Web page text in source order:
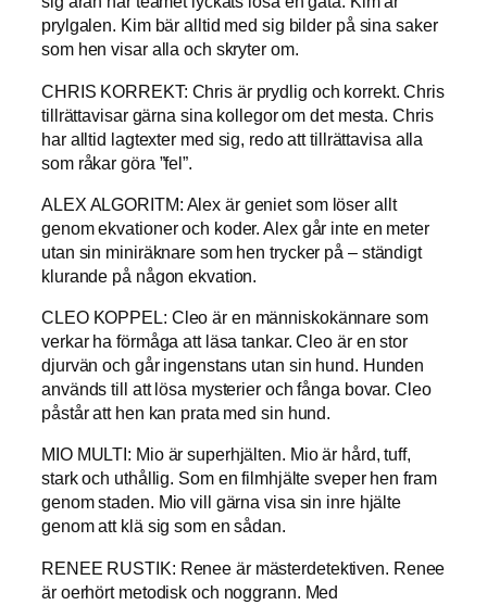
prylgalen. Kim bär alltid med sig bilder på sina saker
som hen visar alla och skryter om.
CHRIS KORREKT: Chris är prydlig och korrekt. Chris
tillrättavisar gärna sina kollegor om det mesta. Chris
har alltid lagtexter med sig, redo att tillrättavisa alla
som råkar göra ”fel”.
ALEX ALGORITM: Alex är geniet som löser allt
genom ekvationer och koder. Alex går inte en meter
utan sin miniräknare som hen trycker på – ständigt
klurande på någon ekvation.
CLEO KOPPEL: Cleo är en människokännare som
verkar ha förmåga att läsa tankar. Cleo är en stor
djurvän och går ingenstans utan sin hund. Hunden
används till att lösa mysterier och fånga bovar. Cleo
påstår att hen kan prata med sin hund.
MIO MULTI: Mio är superhjälten. Mio är hård, tuff,
stark och uthållig. Som en filmhjälte sveper hen fram
genom staden. Mio vill gärna visa sin inre hjälte
genom att klä sig som en sådan.
RENEE RUSTIK: Renee är mästerdetektiven. Renee
är oerhört metodisk och noggrann. Med